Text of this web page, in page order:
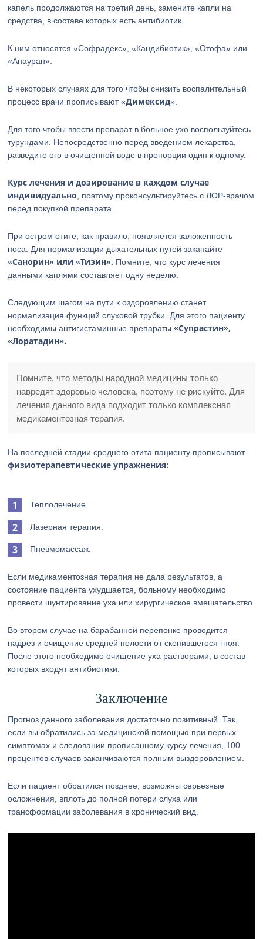
капель продолжаются на третий день, замените капли на
средства, в составе которых есть антибиотик.
К ним относятся «Софрадекс», «Кандибиотик», «Отофа» или
«Анауран».
В некоторых случаях для того чтобы снизить воспалительный
процесс врачи прописывают «Димексид».
Для того чтобы ввести препарат в больное ухо воспользуйтесь
турундами. Непосредственно перед введением лекарства,
разведите его в очищенной воде в пропорции один к одному.
Курс лечения и дозирование в каждом случае
индивидуально , поэтому проконсультируйтесь с ЛОР-врачом
перед покупкой препарата.
При остром отите, как правило, появляется заложенность
носа. Для нормализации дыхательных путей закапайте
«Санорин» или «Тизин». Помните, что курс лечения
данными каплями составляет одну неделю.
Следующим шагом на пути к оздоровлению станет
нормализация функций слуховой трубки. Для этого пациенту
необходимы антигистаминные препараты«Супрастин»,
«Лоратадин».
Помните, что методы народной медицины только
навредят здоровью человека, поэтому не рискуйте. Для
лечения данного вида подходит только комплексная
медикаментозная терапия.
На последней стадии среднего отита пациенту прописывают
физиотерапевтические упражнения:
Теплолечение.
Лазерная терапия.
Пневмомассаж.
Если медикаментозная терапия не дала результатов, а
состояние пациента ухудшается, больному необходимо
провести шунтирование уха или хирургическое вмешательство.
Во втором случае на барабанной перепонке проводится
надрез и очищение средней полости от скопившегося гноя.
После этого необходимо очищение уха растворами, в состав
которых входят антибиотики.
Заключение
Прогноз данного заболевания достаточно позитивный. Так,
если вы обратились за медицинской помощью при первых
симптомах и следовании прописанному курсу лечения, 100
процентов случаев заканчиваются полным выздоровлением.
Если пациент обратился позднее, возможны серьезные
осложнения, вплоть до полной потери слуха или
трансформации заболевания в хронический вид.